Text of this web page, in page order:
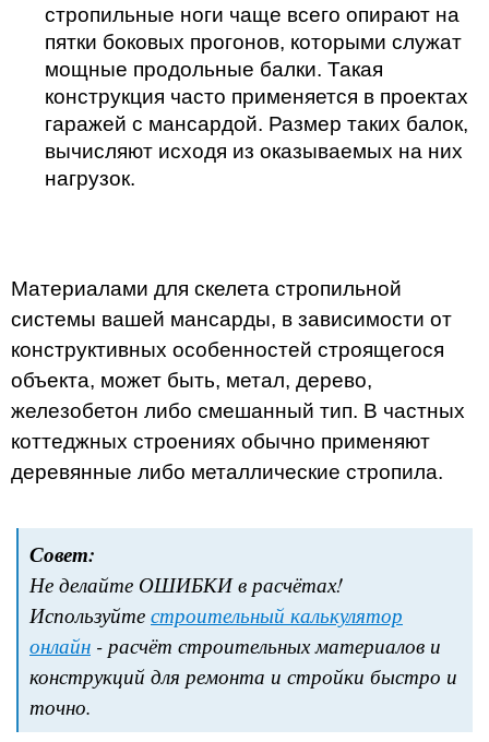
стропильные ноги чаще всего опирают на
пятки боковых прогонов, которыми служат
мощные продольные балки. Такая
конструкция часто применяется в проектах
гаражей с мансардой. Размер таких балок,
вычисляют исходя из оказываемых на них
нагрузок.
Материалами для скелета стропильной
системы вашей мансарды, в зависимости от
конструктивных особенностей строящегося
объекта, может быть, метал, дерево,
железобетон либо смешанный тип. В частных
коттеджных строениях обычно применяют
деревянные либо металлические стропила.
Совет:
Не делайте ОШИБКИ в расчётах!
Используйте строительный калькулятор
онлайн - расчёт строительных материалов и
конструкций для ремонта и стройки быстро и
точно.